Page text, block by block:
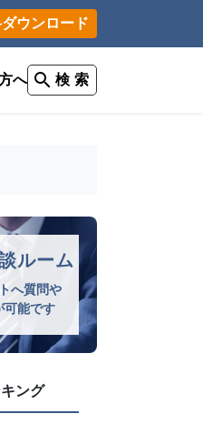
ウンロード
へ 検 索
ルーム
へ質問や
可能です
ング